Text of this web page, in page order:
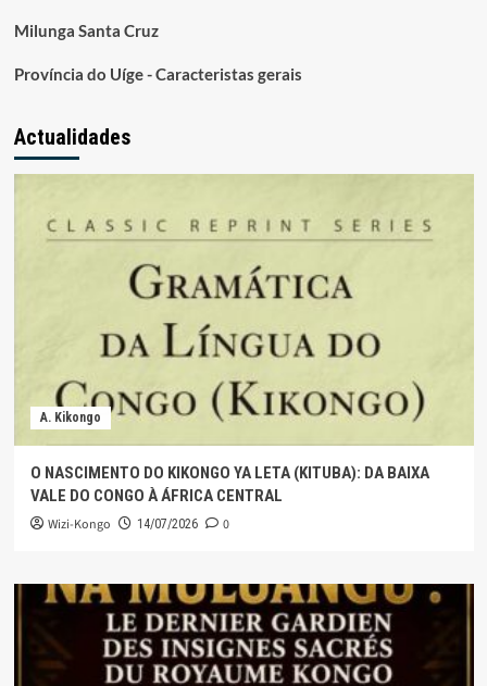
Milunga Santa Cruz
Província do Uíge - Caracteristas gerais
Actualidades
A. Kikongo
O NASCIMENTO DO KIKONGO YA LETA (KITUBA): DA BAIXA
VALE DO CONGO À ÁFRICA CENTRAL
Wizi-Kongo 14/07/2026 0